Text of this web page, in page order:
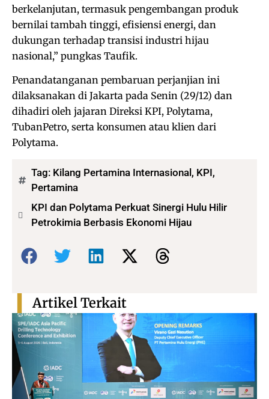
berkelanjutan, termasuk pengembangan produk
bernilai tambah tinggi, efisiensi energi, dan
dukungan terhadap transisi industri hijau
nasional,” pungkas Taufik.
Penandatanganan pembaruan perjanjian ini
dilaksanakan di Jakarta pada Senin (29/12) dan
dihadiri oleh jajaran Direksi KPI, Polytama,
TubanPetro, serta konsumen atau klien dari
Polytama.
Tag: Kilang Pertamina Internasional, KPI,
Pertamina
KPI dan Polytama Perkuat Sinergi Hulu Hilir
Petrokimia Berbasis Ekonomi Hijau
Bagikan:
Artikel Terkait